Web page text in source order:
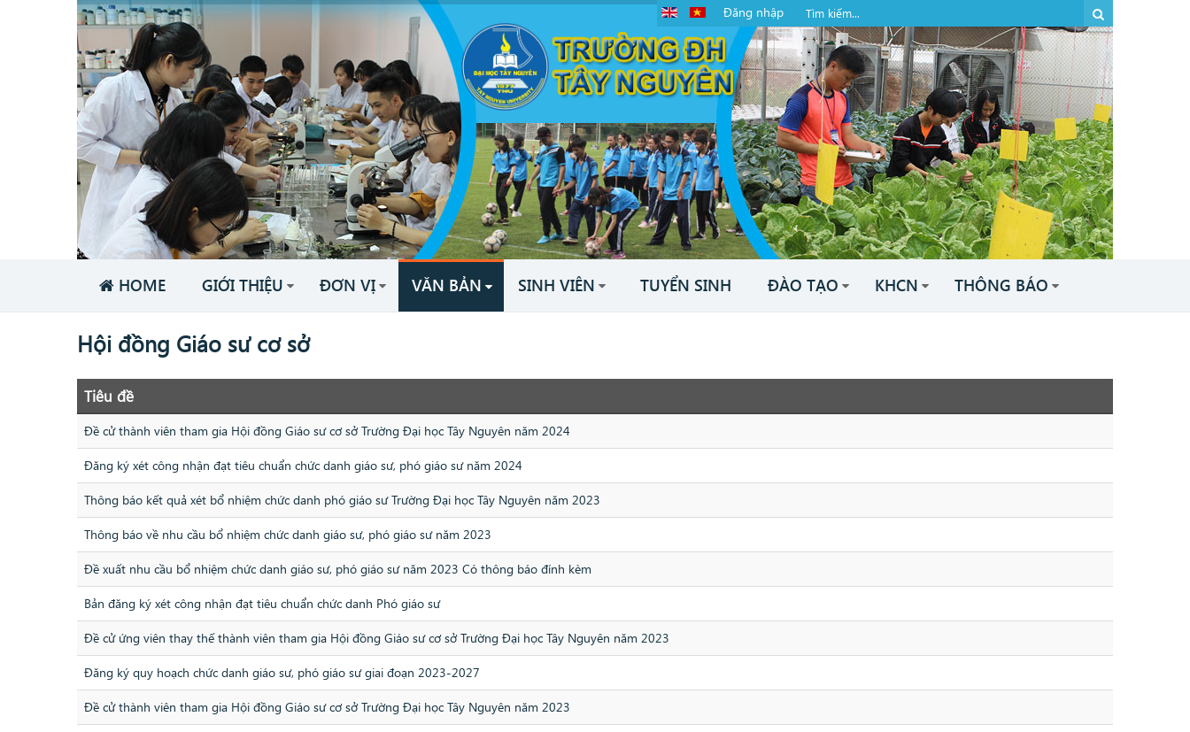
Đăng nhập
HOME GIỚI THIỆU ĐƠN VỊ VĂN BẢN SINH VIÊN TUYỂN SINH ĐÀO TẠO KHCN THÔNG BÁO
Hội đồng Giáo sư cơ sở
Tiêu đề
Đề cử thành viên tham gia Hội đồng Giáo sư cơ sở Trường Đại học Tây Nguyên năm 2024
Đăng ký xét công nhận đạt tiêu chuẩn chức danh giáo sư, phó giáo sư năm 2024
Thông báo kết quả xét bổ nhiệm chức danh phó giáo sư Trường Đại học Tây Nguyên năm 2023
Thông báo về nhu cầu bổ nhiệm chức danh giáo sư, phó giáo sư năm 2023
Đề xuất nhu cầu bổ nhiệm chức danh giáo sư, phó giáo sư năm 2023 Có thông báo đính kèm
Bản đăng ký xét công nhận đạt tiêu chuẩn chức danh Phó giáo sư
Đề cử ứng viên thay thế thành viên tham gia Hội đồng Giáo sư cơ sở Trường Đại học Tây Nguyên năm 2023
Đăng ký quy hoạch chức danh giáo sư, phó giáo sư giai đoạn 2023-2027
Đề cử thành viên tham gia Hội đồng Giáo sư cơ sở Trường Đại học Tây Nguyên năm 2023